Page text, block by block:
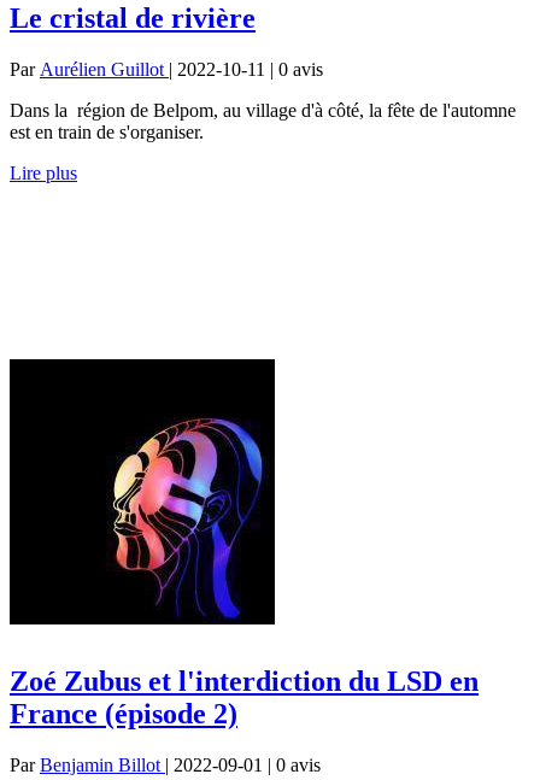
Le cristal de rivière
Par Aurélien Guillot | 2022-10-11 | 0 avis
Dans la région de Belpom, au village d'à côté, la fête de l'automne
est en train de s'organiser.
Lire plus
Zoé Zubus et l'interdiction du LSD en
France (épisode 2)
ParBenjamin Billot | 2022-09-01 | 0 avis